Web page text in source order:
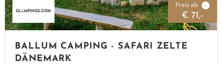
Preis ab i
€ 71,-
BALLUM CAMPING - SAFARI ZELTE
DÄNEMARK